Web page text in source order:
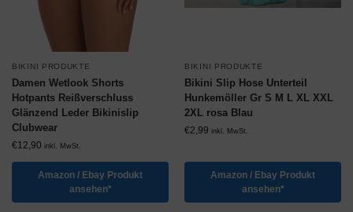
BIKINI PRODUKTE
Damen Wetlook Shorts
Hotpants Reißverschluss
Glänzend Leder Bikinislip
Clubwear
€12,90 inkl. MwSt.
Amazon / Ebay Produkt
ansehen*
BIKINI PRODUKTE
Bikini Slip Hose Unterteil
Hunkemöller Gr S M L XL XXL
2XL rosa Blau
€2,99 inkl. MwSt.
Amazon / Ebay Produkt
ansehen*